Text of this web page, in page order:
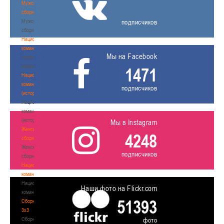
Мужские
сборные
Мужские
сборные
Национальная
команда
Национальная
команда
Национальная
команда
(история)
Национальная
команда
(история)
Женские
сборные
Женские
сборные
Национальная
команда
Национальная
команда
Сборные
3х3
Сборные
подписчиков
Мы на Facebook
1471
подписчиков
Мы в Instagram
4248
подписчиков
Наши фото на Flickr.com
51393
фото